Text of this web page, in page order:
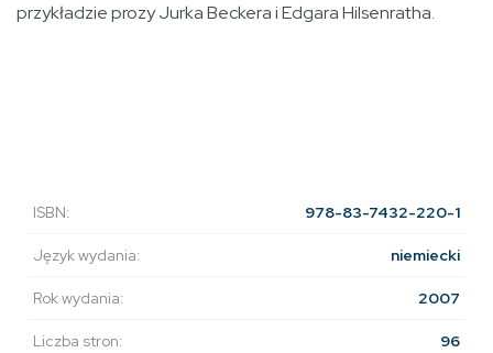
przykładzie prozy Jurka Beckera i Edgara Hilsenratha.
ISBN: 978-83-7432-220-1
Język wydania: niemiecki
Rok wydania: 2007
Liczba stron: 96